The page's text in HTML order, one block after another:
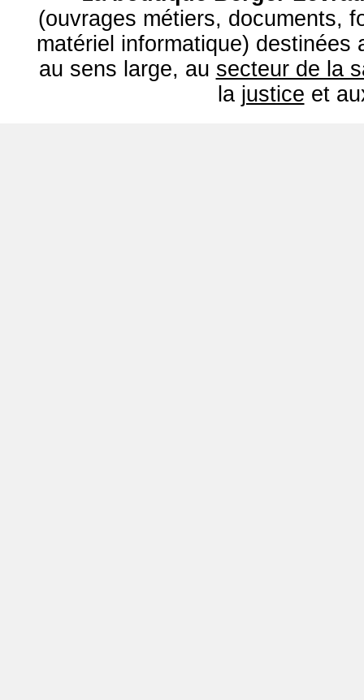
(ouvrages métiers, documents,
matériel informatique) destinées
au sens large, au secteur de la
la justice et